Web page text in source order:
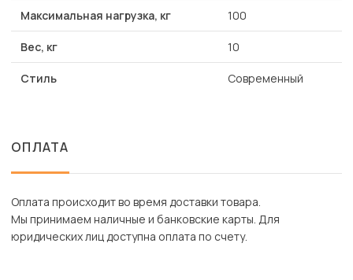
Максимальная нагрузка, кг 100
Вес, кг 10
Стиль Современный
ОПЛАТА
Оплата происходит во время доставки товара.
Мы принимаем наличные и банковские карты. Для
юридических лиц доступна оплата по счету.